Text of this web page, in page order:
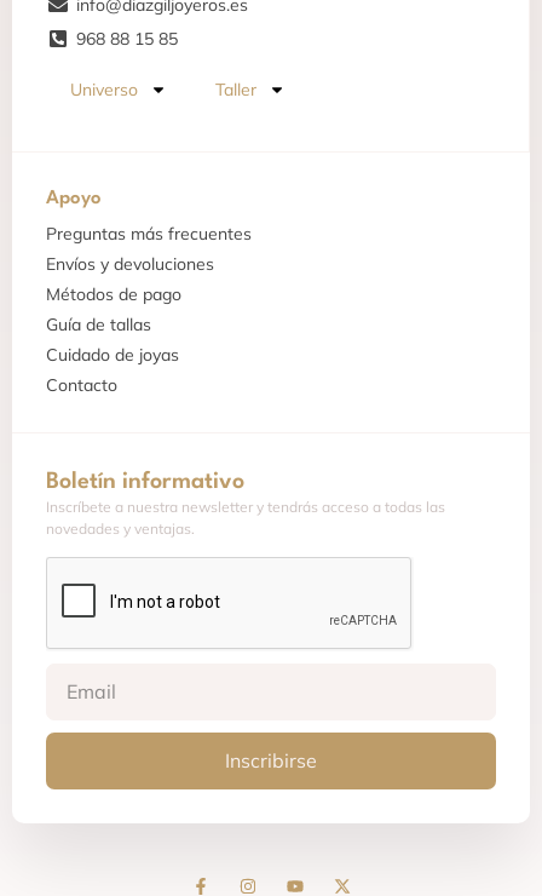
968 88 15 85
Universo Taller
Apoyo
Preguntas más frecuentes
Envíos y devoluciones
Métodos de pago
Guía de tallas
Cuidado de joyas
Contacto
Boletín informativo
Inscríbete a nuestra newsletter y tendrás acceso a todas las
novedades y ventajas.
Inscribirse